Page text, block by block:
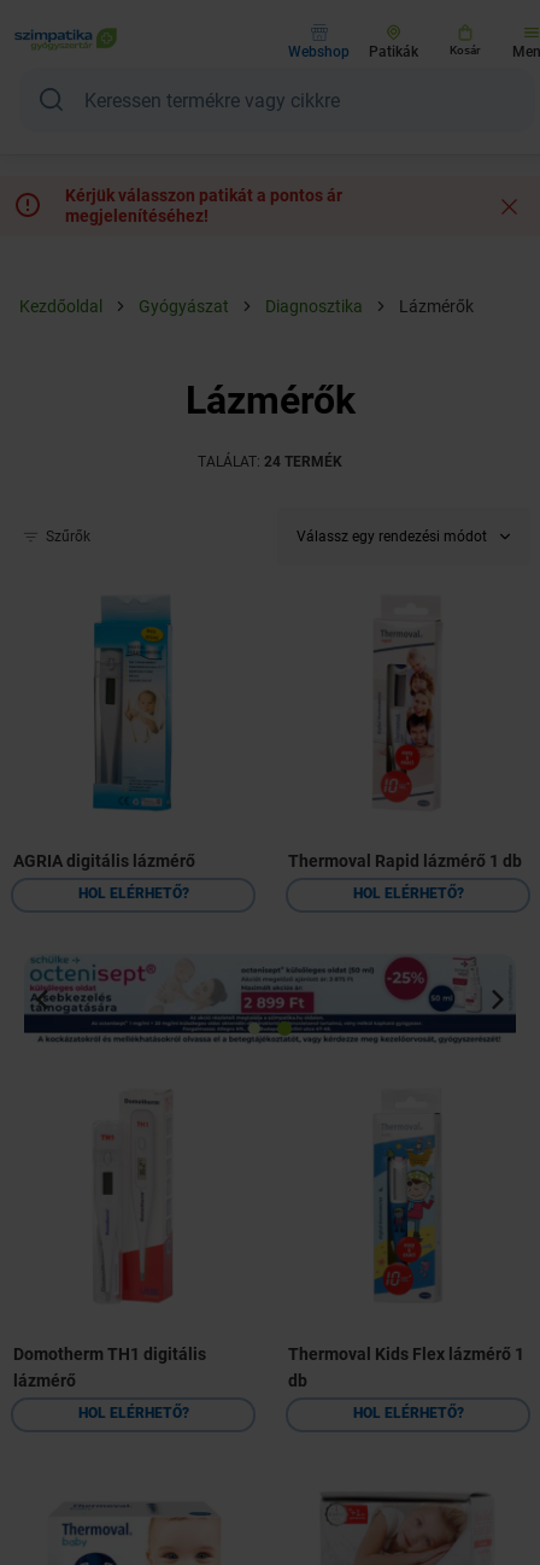
Webshop Patikák Kosár
Kérjük válasszon patikát a pontos ár
megjelenítéséhez!
Kezdőoldal Gyógyászat Diagnosztika Lázmérők
Lázmérők
TALÁLAT: 24 TERMÉK
Szűrők Válassz egy rendezési módot
AGRIA digitális lázmérő
HOL ELÉRHETŐ?
Thermoval Rapid lázmérő 1 db
HOL ELÉRHETŐ?
Domotherm TH1 digitális
lázmérő
HOL ELÉRHETŐ?
Thermoval Kids Flex lázmérő 1
db
HOL ELÉRHETŐ?